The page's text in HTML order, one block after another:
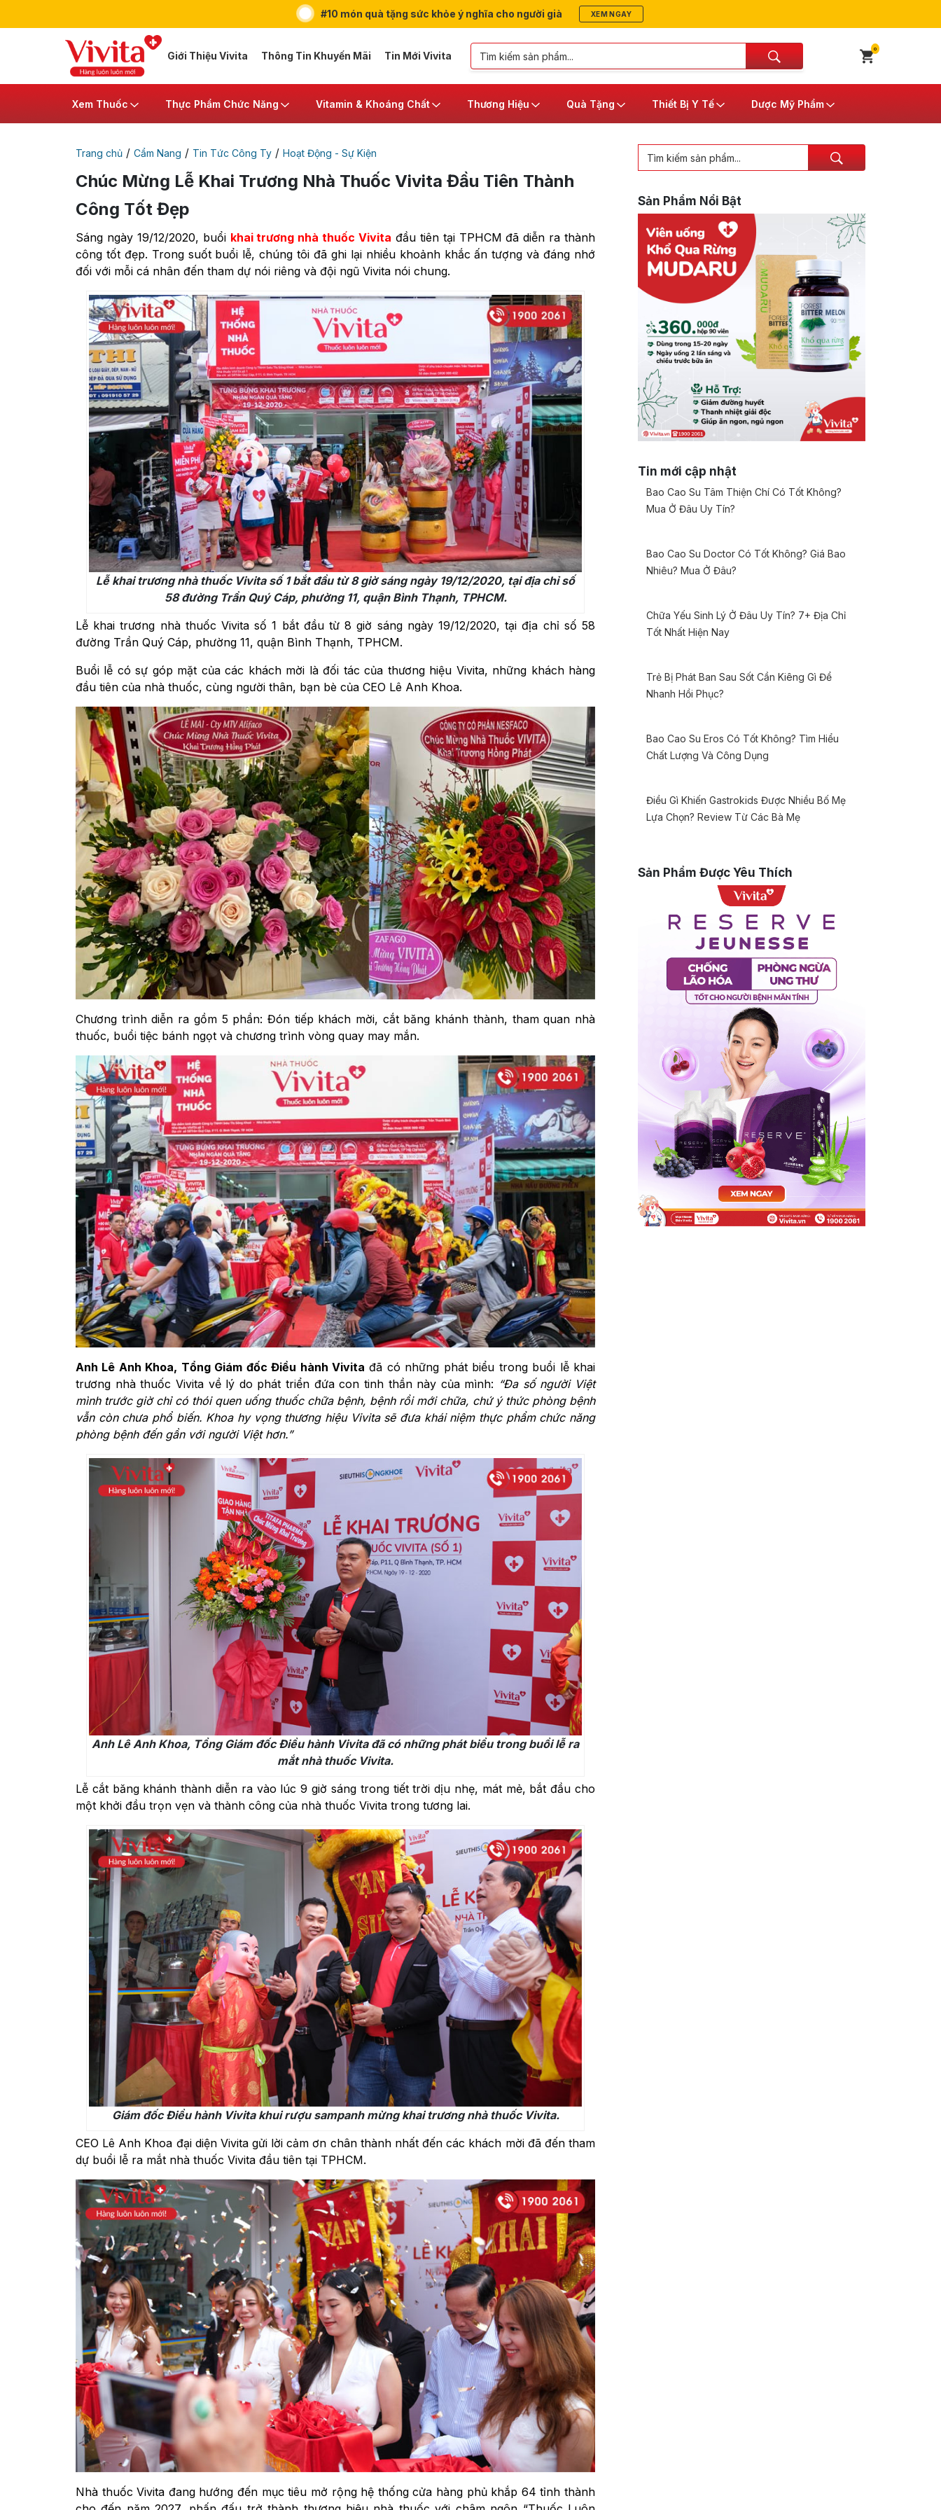
#10 món quà tặng sức khỏe ý nghĩa cho người già XEM NGAY
Giới Thiệu Vivita Thông Tin Khuyến Mãi Tin Mới Vivita
0
Xem Thuốc Thực Phẩm Chức Năng Vitamin & Khoáng Chất Thương Hiệu Quà Tặng Thiết Bị Y Tế Dược Mỹ Phẩm
Trang chủ / Cẩm Nang / Tin Tức Công Ty / Hoạt Động - Sự Kiện
Chúc Mừng Lễ Khai Trương Nhà Thuốc Vivita Đầu Tiên Thành
Công Tốt Đẹp
Sáng ngày 19/12/2020, buổi khai trương nhà thuốc Vivita đầu tiên tại TPHCM đã diễn ra thành
công tốt đẹp. Trong suốt buổi lễ, chúng tôi đã ghi lại nhiều khoảnh khắc ấn tượng và đáng nhớ
đối với mỗi cá nhân đến tham dự nói riêng và đội ngũ Vivita nói chung.
Lễ khai trương nhà thuốc Vivita số 1 bắt đầu từ 8 giờ sáng ngày 19/12/2020, tại địa chỉ số
58 đường Trần Quý Cáp, phường 11, quận Bình Thạnh, TPHCM.
Lễ khai trương nhà thuốc Vivita số 1 bắt đầu từ 8 giờ sáng ngày 19/12/2020, tại địa chỉ số 58
đường Trần Quý Cáp, phường 11, quận Bình Thạnh, TPHCM.
Buổi lễ có sự góp mặt của các khách mời là đối tác của thương hiệu Vivita, những khách hàng
đầu tiên của nhà thuốc, cùng người thân, bạn bè của CEO Lê Anh Khoa.
Chương trình diễn ra gồm 5 phần: Đón tiếp khách mời, cắt băng khánh thành, tham quan nhà
thuốc, buổi tiệc bánh ngọt và chương trình vòng quay may mắn.
Anh Lê Anh Khoa, Tổng Giám đốc Điều hành Vivita đã có những phát biểu trong buổi lễ khai
trương nhà thuốc Vivita về lý do phát triển đứa con tinh thần này của mình: “Đa số người Việt
mình trước giờ chỉ có thói quen uống thuốc chữa bệnh, bệnh rồi mới chữa, chứ ý thức phòng bệnh
vẫn còn chưa phổ biến. Khoa hy vọng thương hiệu Vivita sẽ đưa khái niệm thực phẩm chức năng
phòng bệnh đến gần với người Việt hơn.”
Anh Lê Anh Khoa, Tổng Giám đốc Điều hành Vivita đã có những phát biểu trong buổi lễ ra
mắt nhà thuốc Vivita.
Lễ cắt băng khánh thành diễn ra vào lúc 9 giờ sáng trong tiết trời dịu nhẹ, mát mẻ, bắt đầu cho
một khởi đầu trọn vẹn và thành công của nhà thuốc Vivita trong tương lai.
Giám đốc Điều hành Vivita khui rượu sampanh mừng khai trương nhà thuốc Vivita.
CEO Lê Anh Khoa đại diện Vivita gửi lời cảm ơn chân thành nhất đến các khách mời đã đến tham
dự buổi lễ ra mắt nhà thuốc Vivita đầu tiên tại TPHCM.
Nhà thuốc Vivita đang hướng đến mục tiêu mở rộng hệ thống cửa hàng phủ khắp 64 tỉnh thành
Sản Phẩm Nổi Bật
Tin mới cập nhật
Bao Cao Su Tâm Thiện Chí Có Tốt Không?
Mua Ở Đâu Uy Tín?
Bao Cao Su Doctor Có Tốt Không? Giá Bao
Nhiêu? Mua Ở Đâu?
Chữa Yếu Sinh Lý Ở Đâu Uy Tín? 7+ Địa Chỉ
Tốt Nhất Hiện Nay
Trẻ Bị Phát Ban Sau Sốt Cần Kiêng Gì Để
Nhanh Hồi Phục?
Bao Cao Su Eros Có Tốt Không? Tìm Hiểu
Chất Lượng Và Công Dụng
Điều Gì Khiến Gastrokids Được Nhiều Bố Mẹ
Lựa Chọn? Review Từ Các Bà Mẹ
Sản Phẩm Được Yêu Thích